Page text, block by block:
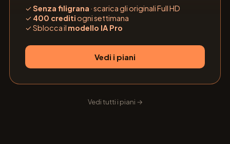
✓Senza filigrana · scarica gli originali Full HD
✓ 400 creditiogni settimana
✓Sblocca il modello IA Pro
Vedi i piani
Vedi tutti i piani →